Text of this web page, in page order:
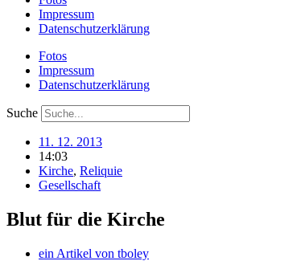
Impressum
Datenschutzerklärung
Fotos
Impressum
Datenschutzerklärung
Suche
11. 12. 2013
14:03
Kirche, Reliquie
Gesellschaft
Blut für die Kirche
ein Artikel von tboley